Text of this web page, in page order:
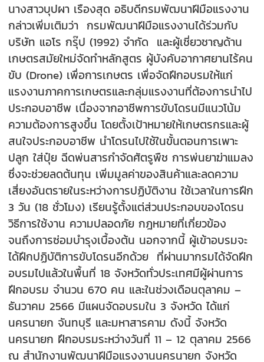
นางสาวบุปผา เรืองสุด อธิบดีกรมพัฒนาฝีมือแรงงาน
กล่าวเพิ่มเติมว่า กรมพัฒนาฝีมือแรงงานได้ร่วมกับ
บริษัท แอโร กรุ๊ป (1992) จำกัด และผู้เชี่ยวชาญด้าน
เกษตรสมัยใหม่จัดทำหลักสูตร ผู้บังคับอากาศยานไร้คน
ขับ (Drone) เพื่อการเกษตร เพื่อจัดฝึกอบรมให้แก่
แรงงานภาคการเกษตรและกลุ่มแรงงานที่ต้องการนำไป
ประกอบอาชีพ เนื่องจากอาชีพการขับโดรนมีแนวโน้ม
ความต้องการสูงขึ้น โดยตั้งเป้าหมายให้เกษตรกรและผู้
สนใจประกอบอาชีพ นำโดรนไปใช้ในขั้นตอนการเพาะ
ปลูก ใส่ปุ๋ย ฉีดพ่นสารกำจัดศัตรูพืช การพ่นยาฆ่าแมลง
ซึ่งจะช่วยลดต้นทุน เพิ่มมูลค่าของสินค้าและลดความ
เสี่ยงอันตรายในระหว่างการปฏิบัติงาน ใช้เวลาในการฝึก
3 วัน (18 ชั่วโมง) เรียนรู้ตั้งแต่ส่วนประกอบของโดรน
วิธีการใช้งาน ความปลอดภัย กฎหมายที่เกี่ยวข้อง
จนถึงการซ่อมบำรุงเบื้องต้น นอกจากนี้ ผู้เข้าอบรมจะ
ได้ฝึกปฏิบัติการขับโดรนอีกด้วย ที่ผ่านมากรมได้จัดฝึก
อบรมไปแล้วในพื้นที่ 18 จังหวัดทั่วประเทศมีผู้ผ่านการ
ฝึกอบรม จำนวน 670 คน และในช่วงเดือนตุลาคม –
ธันวาคม 2566 มีแผนจัดอบรมใน 3 จังหวัด ได้แก่
นครนายก จันทบุรี และมหาสารคาม ดังนี้ จังหวัด
นครนายก ฝึกอบรมระหว่างวันที่ 11 – 12 ตุลาคม 2566
ณ สำนักงานพัฒนาฝีมือแรงงานนครนายก จังหวัด